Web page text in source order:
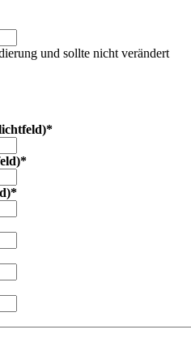
und sollte nicht verändert
*
*
*